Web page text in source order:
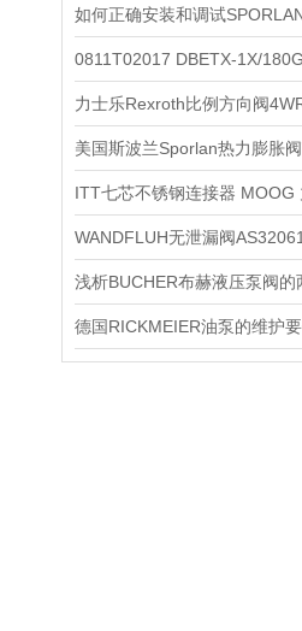
美国斯波兰Sporlan热力膨胀
WANDFLUH无泄漏阀
德国RICKMEIER油泵的维护